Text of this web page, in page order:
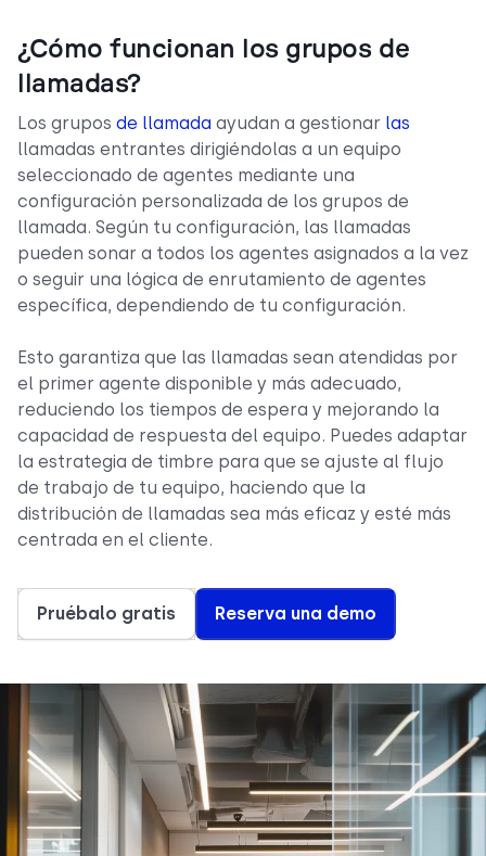
¿Cómo funcionan los grupos de
llamadas?
Los grupos de llamada ayudan a gestionar las
llamadas entrantes dirigiéndolas a un equipo
seleccionado de agentes mediante una
configuración personalizada de los grupos de
llamada. Según tu configuración, las llamadas
pueden sonar a todos los agentes asignados a la vez
o seguir una lógica de enrutamiento de agentes
específica, dependiendo de tu configuración.
Esto garantiza que las llamadas sean atendidas por
el primer agente disponible y más adecuado,
reduciendo los tiempos de espera y mejorando la
capacidad de respuesta del equipo. Puedes adaptar
la estrategia de timbre para que se ajuste al flujo
de trabajo de tu equipo, haciendo que la
distribución de llamadas sea más eficaz y esté más
centrada en el cliente.
Pruébalo gratis Reserva una demo